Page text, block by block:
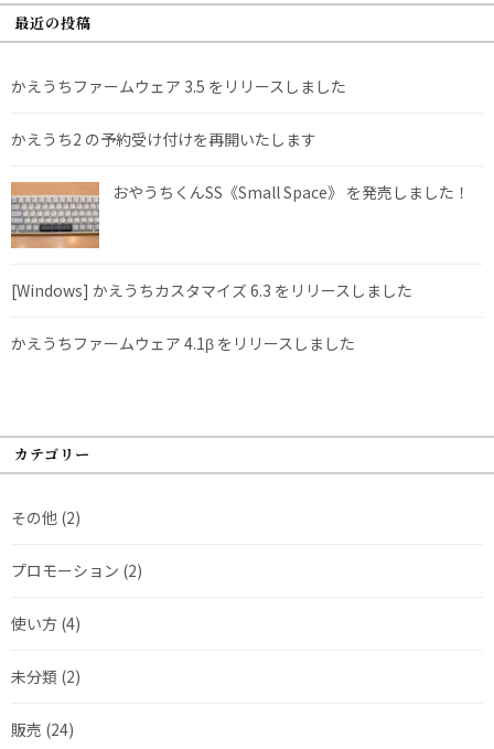
最近の投稿
かえうちファームウェア 3.5 をリリースしました
かえうち2 の予約受け付けを再開いたします
おやうちくんSS《Small Space》 を発売しました！
[Windows] かえうちカスタマイズ 6.3 をリリースしました
かえうちファームウェア 4.1β をリリースしました
カテゴリー
その他 (2)
プロモーション (2)
使い方 (4)
未分類 (2)
販売 (24)